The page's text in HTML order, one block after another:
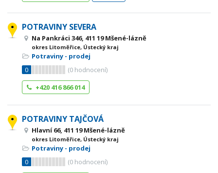
POTRAVINY SEVERA
Na Pankráci 346, 411 19 Mšené-lázně
okres Litoměřice, Ústecký kraj
Potraviny - prodej
0
(0 hodnocení)
+420 416 866 014
POTRAVINY TAJČOVÁ
Hlavní 66, 411 19 Mšené-lázně
okres Litoměřice, Ústecký kraj
Potraviny - prodej
0
(0 hodnocení)